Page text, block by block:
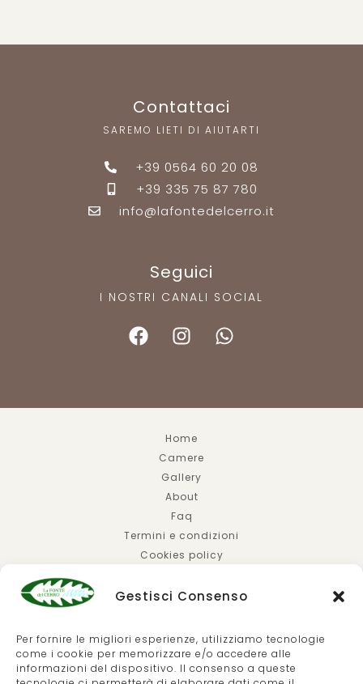
Gestisci Consenso
Per fornire le migliori esperienze, utilizziamo tecnologie
come i cookie per memorizzare e/o accedere alle
informazioni del dispositivo. Il consenso a queste
Contattaci
SAREMO LIETI DI AIUTARTI
+39 0564 60 20 08
+39 335 75 87 780
info@lafontedelcerro.it
Seguici
I NOSTRI CANALI SOCIAL
Home
Camere
Gallery
About
Faq
Termini e condizioni
Cookies policy
© 2026 | HOTEL LA FONTE DEL CERRO SATURNIA |